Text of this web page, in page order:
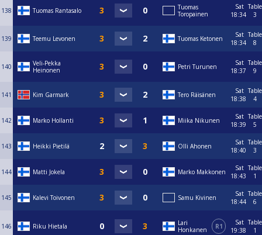
138 Tuomas Rantasalo
Tuomas
Toropainen
Sat
18:34
Table
3
139 Teemu Levonen Tuomas Ketonen
Sat
18:34
Table
8
140
Veli-Pekka
Heinonen
Petri Turunen
Sat
18:37
Table
9
141 Kim Garmark Tero Räisänen
Sat
18:38
Table
4
142 Marko Hollanti Miika Nikunen
Sat
18:39
Table
5
143 Heikki Pietilä Olli Ahonen
Sat
18:40
Table
3
144 Matti Jokela Marko Makkonen
Sat
18:43
Table
1
145 Kalevi Toivonen Samu Kivinen
Sat
18:44
Table
6
146 Riku Hietala
Lari
Honkanen
R1
Sat
19:38
Table
1